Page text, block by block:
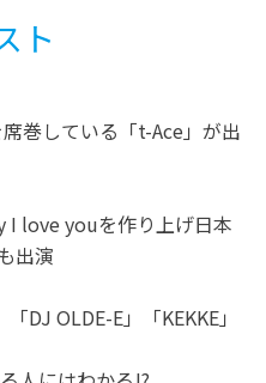
ト
巻している「t-Ace」が出
I love youを作り上げ日本
出演
DJ OLDE-E」「KEKKE」